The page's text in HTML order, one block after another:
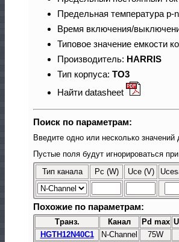
Предельная температура p-
Время включения/
Типовое значение емкости
Производитель: HARRIS
Тип корпуса: TO3
Найти datasheet
Поиск по параметрам:
Введите одно или несколько
Пустые поля будут игнорироваться
Тип канала Pc (W) Uce (V)
Похожие по параметрам:
Транз. Канал Pd max
HGTH12N40C1
N-Channel 75W